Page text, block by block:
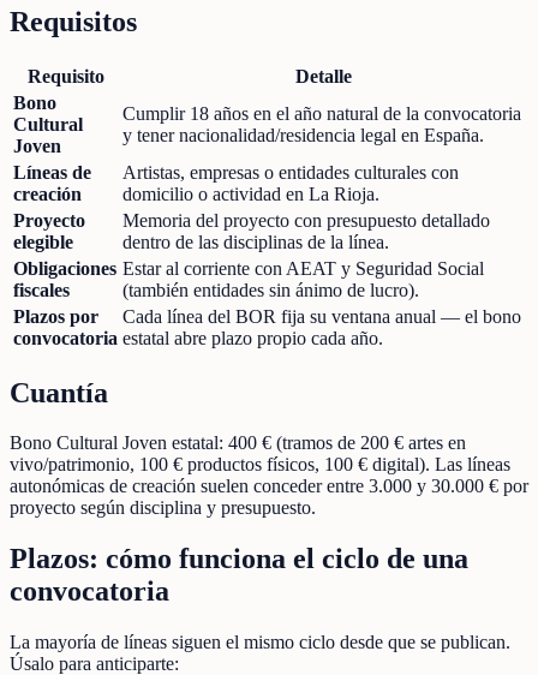
Requisitos
Requisito
Detalle
Bono
Cultural
Joven
Cumplir 18 años en el año natural de la convocatoria
y tener nacionalidad/residencia legal en España.
Líneas de
creación
Artistas, empresas o entidades culturales con
domicilio o actividad en La Rioja.
Proyecto
elegible
Memoria del proyecto con presupuesto detallado
dentro de las disciplinas de la línea.
Obligaciones
fiscales
Estar al corriente con AEAT y Seguridad Social
(también entidades sin ánimo de lucro).
Plazos por
convocatoria
Cada línea del BOR fija su ventana anual — el bono
estatal abre plazo propio cada año.
Cuantía
Bono Cultural Joven estatal: 400 € (tramos de 200 € artes en
vivo/patrimonio, 100 € productos físicos, 100 € digital). Las líneas
autonómicas de creación suelen conceder entre 3.000 y 30.000 € por
proyecto según disciplina y presupuesto.
Plazos: cómo funciona el ciclo de una
convocatoria
La mayoría de líneas siguen el mismo ciclo desde que se publican.
Úsalo para anticiparte: